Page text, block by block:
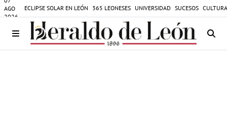
AGO
2026
ECLIPSE SOLAR EN LEÓN 365 LEONESES UNIVERSIDAD SUCESOS